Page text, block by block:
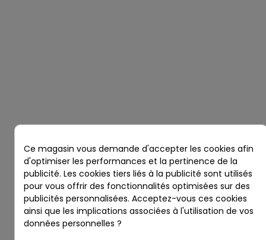
Ce magasin vous demande d'accepter les cookies afin
d'optimiser les performances et la pertinence de la
publicité. Les cookies tiers liés à la publicité sont utilisés
pour vous offrir des fonctionnalités optimisées sur des
publicités personnalisées. Acceptez-vous ces cookies
ainsi que les implications associées à l'utilisation de vos
données personnelles ?